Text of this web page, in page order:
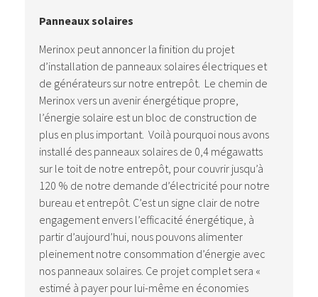
Panneaux solaires
Merinox peut annoncer la finition du projet
d’installation de panneaux solaires électriques et
de générateurs sur notre entrepôt. Le chemin de
Merinox vers un avenir énergétique propre,
l’énergie solaire est un bloc de construction de
plus en plus important. Voilà pourquoi nous avons
installé des panneaux solaires de 0,4 mégawatts
sur le toit de notre entrepôt, pour couvrir jusqu’à
120 % de notre demande d’électricité pour notre
bureau et entrepôt. C’est un signe clair de notre
engagement envers l’efficacité énergétique, à
partir d’aujourd’hui, nous pouvons alimenter
pleinement notre consommation d’énergie avec
nos panneaux solaires. Ce projet complet sera «
estimé à payer pour lui-même en économies